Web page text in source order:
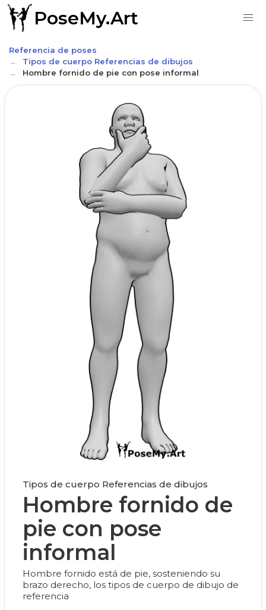
PoseMy.Art
Referencia de poses
Tipos de cuerpo Referencias de dibujos
Hombre fornido de pie con pose informal
Tipos de cuerpo Referencias de dibujos
Hombre fornido de
pie con pose
informal
Hombre fornido está de pie, sosteniendo su
brazo derecho, los tipos de cuerpo de dibujo de
referencia